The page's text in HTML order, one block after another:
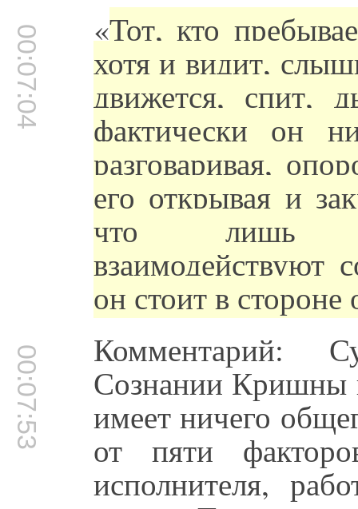
00:07:04 «Тот, кто
хотя и видит,
движется, спит,
фактически он
разговаривая,
его открывая и
что лишь
взаимодействуют
он стоит в стороне
00:07:53 Комментарий:
Сознании Кришны
имеет ничего
от пяти
исполнителя,